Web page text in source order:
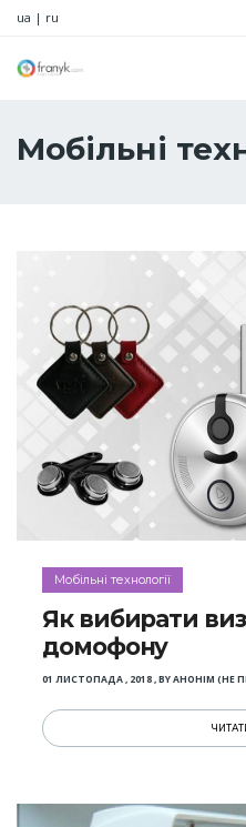
ua | ru
Мобільні
Мобільні технології
Як вибирати
домофону
01 ЛИСТОПАДА , 2018,BYАНОНІМ (НЕ